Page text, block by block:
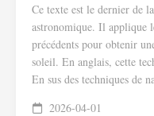
Ce texte est le dernier de
astronomique. Il applique
précédents pour obtenir
soleil. En anglais, cette
En sus des techniques de
2026-04-01